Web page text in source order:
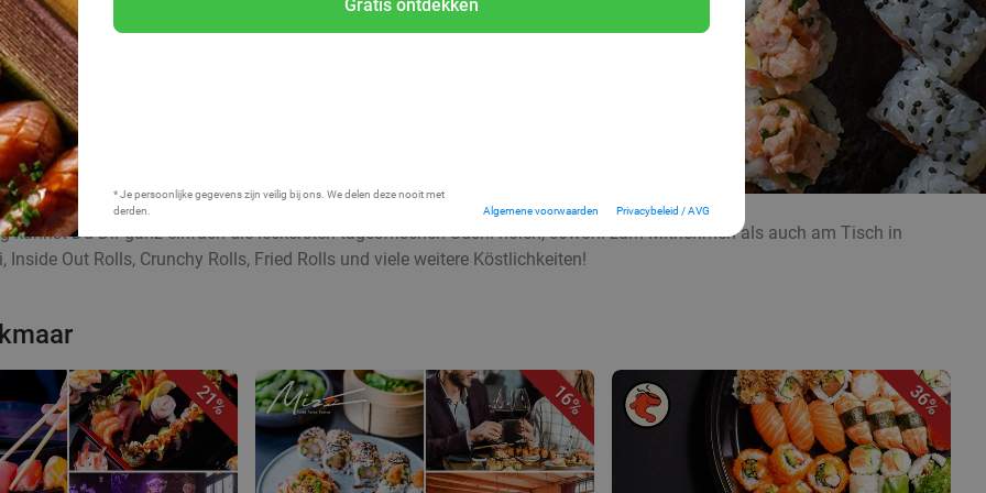
Gratis ontdekken
* Je persoonlijke gegevens zijn veilig bij ons. We delen deze nooit met
derden.
Algemene voorwaarden Privacybeleid / AVG
kannst Du Dir ganz einfach die leckersten tagesfrischen Sushi holen, sowohl zum Mitnehmen als auch am Tisch in
Out Rolls, Crunchy Rolls, Fried Rolls und viele weitere Köstlichkeiten!
21% 16% 36%